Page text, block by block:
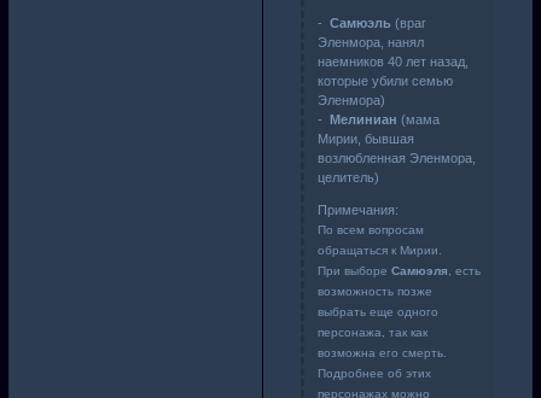
- Самюэль (враг
Эленмора, нанял
наемников 40 лет назад,
которые убили семью
Эленмора)
- Мелиниан (мама
Мирии, бывшая
возлюбленная Эленмора,
целитель)
Примечания:
По всем вопросам
обращаться к Мирии.
При выборе Самюэля , есть
возможность позже
выбрать еще одного
персонажа, так как
возможна его смерть.
Подробнее об этих
персонажах можно